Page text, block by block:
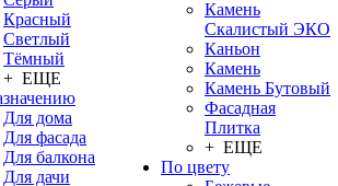
Красный
Светлый
Тёмный
+ ЕЩЕ
Для дома
Для фасада
Для балкона
Для дачи
Камень
Скалистый ЭКО
Каньон
Камень
Камень Бутовый
Фасадная
Плитка
+ ЕЩЕ
По цвету